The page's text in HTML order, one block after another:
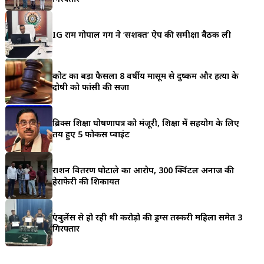
IG राम गोपाल गर्ग ने ‘सशक्त’ ऐप की समीक्षा बैठक ली
कोर्ट का बड़ा फैसला 8 वर्षीय मासूम से दुष्कर्म और हत्या के
दोषी को फांसी की सजा
ब्रिक्स शिक्षा घोषणापत्र को मंजूरी, शिक्षा में सहयोग के लिए
तय हुए 5 फोकस प्वाइंट
राशन वितरण घोटाले का आरोप, 300 क्विंटल अनाज की
हेराफेरी की शिकायत
एंबुलेंस से हो रही थी करोड़ो की ड्रग्स तस्करी महिला समेत 3
गिरफ्तार